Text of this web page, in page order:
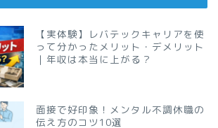
【実体験】レバテックキャリアを使
って分かったメリット・デメリット
｜年収は本当に上がる？
面接で好印象！メンタル不調休職の
伝え方のコツ10選